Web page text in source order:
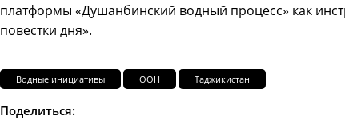
платформы «Душанбинский водный процесс» как
повестки дня».
Водные инициативы ООН Таджикистан
Поделиться: